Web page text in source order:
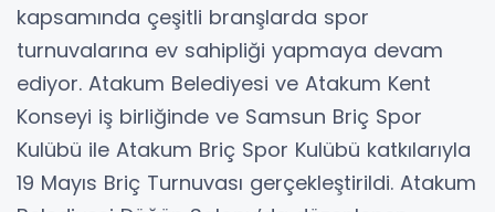
kapsamında çeşitli branşlarda spor
turnuvalarına ev sahipliği yapmaya devam
ediyor. Atakum Belediyesi ve Atakum Kent
Konseyi iş birliğinde ve Samsun Briç Spor
Kulübü ile Atakum Briç Spor Kulübü katkılarıyla
19 Mayıs Briç Turnuvası gerçekleştirildi. Atakum